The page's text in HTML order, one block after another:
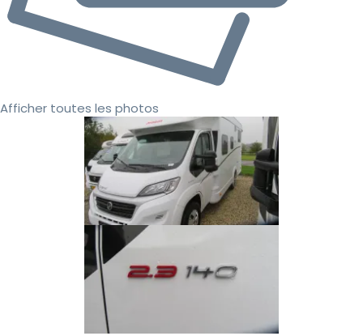
Afficher toutes les photos